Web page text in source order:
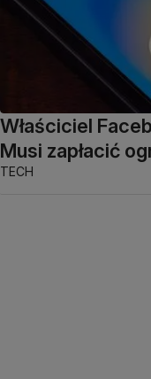
Właściciel
Musi zapłacić
TECH